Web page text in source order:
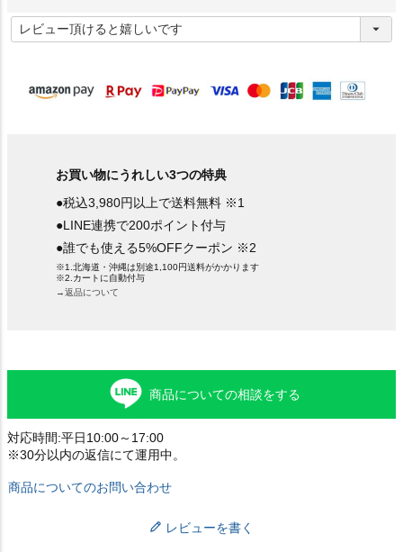
必
須
お買い物にうれしい3つの特典
●税込3,980円以上で送料無料 ※1
●LINE連携で200ポイント付与
●誰でも使える5%OFFクーポン ※2
※1.北海道・沖縄は別途1,100円送料がかかります
※2.カートに自動付与
→返品について
商品についての相談をする
対応時間:平日10:00～17:00
※30分以内の返信にて運用中。
商品についてのお問い合わせ
レビューを書く